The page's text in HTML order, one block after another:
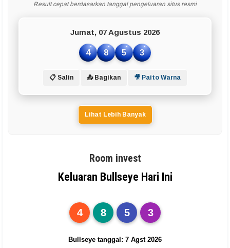
Result cepat berdasarkan tanggal pengeluaran situs resmi
Jumat, 07 Agustus 2026
4 8 5 3
📋 Salin 📤 Bagikan 🎥 Paito Warna
Lihat Lebih Banyak
Room invest
Keluaran Bullseye Hari Ini
4 8 5 3
Bullseye tanggal: 7 Agst 2026